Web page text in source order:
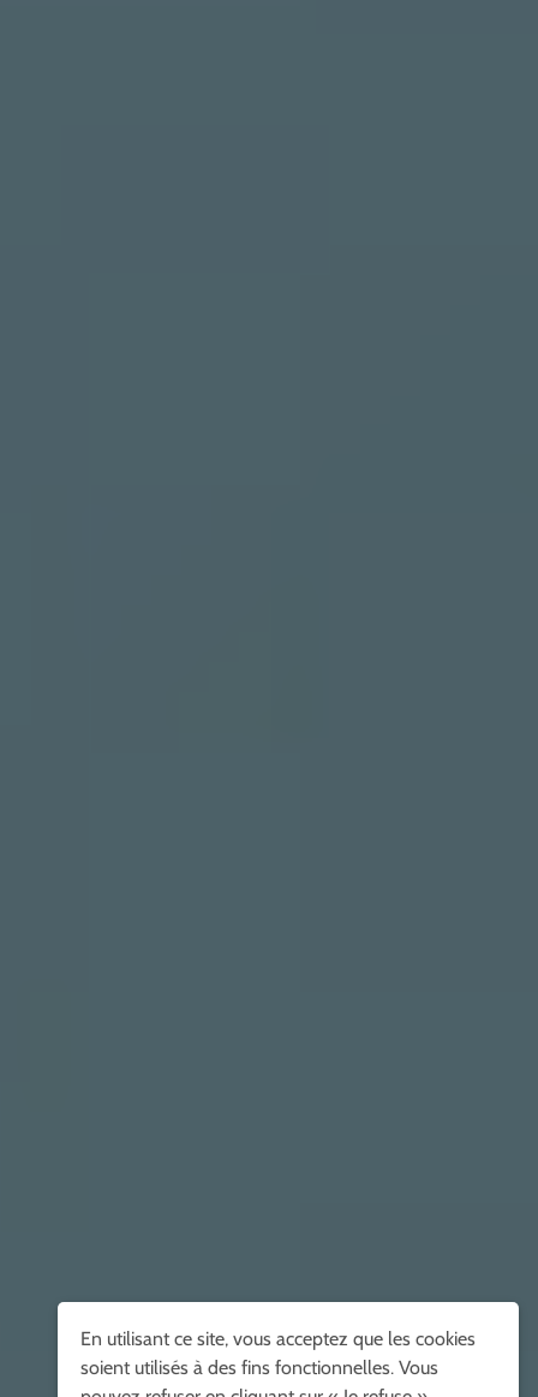
En utilisant ce site, vous acceptez que les cookies
soient utilisés à des fins fonctionnelles. Vous